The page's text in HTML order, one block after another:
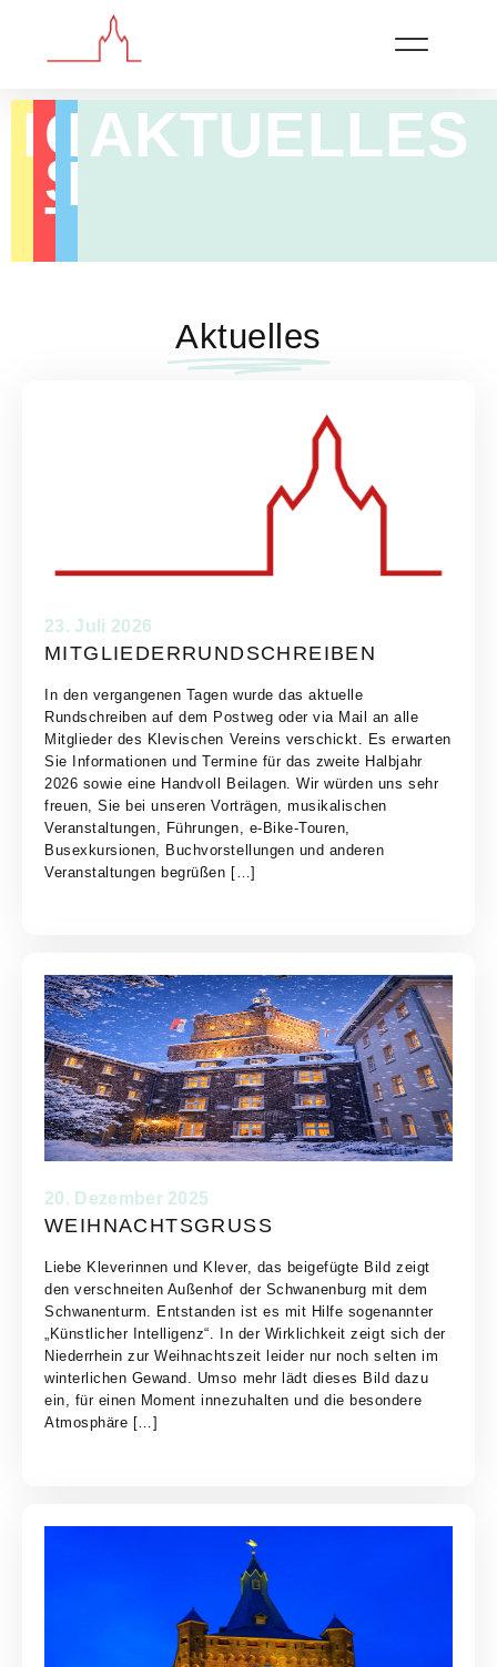
KULTUR
GE
SCHICH
TE
EVE​
NTS
AKTUELLES
Aktuelles
23. Juli 2026
MITGLIEDERRUNDSCHREIBEN
In den vergangenen Tagen wurde das aktuelle
Rundschreiben auf dem Postweg oder via Mail an alle
Mitglieder des Klevischen Vereins verschickt. Es erwarten
Sie Informationen und Termine für das zweite Halbjahr
2026 sowie eine Handvoll Beilagen. Wir würden uns sehr
freuen, Sie bei unseren Vorträgen, musikalischen
Veranstaltungen, Führungen, e-Bike-Touren,
Busexkursionen, Buchvorstellungen und anderen
Veranstaltungen begrüßen […]
20. Dezember 2025
WEIHNACHTSGRUSS
Liebe Kleverinnen und Klever, das beigefügte Bild zeigt
den verschneiten Außenhof der Schwanenburg mit dem
Schwanenturm. Entstanden ist es mit Hilfe sogenannter
„Künstlicher Intelligenz“. In der Wirklichkeit zeigt sich der
Niederrhein zur Weihnachtszeit leider nur noch selten im
winterlichen Gewand. Umso mehr lädt dieses Bild dazu
ein, für einen Moment innezuhalten und die besondere
Atmosphäre […]